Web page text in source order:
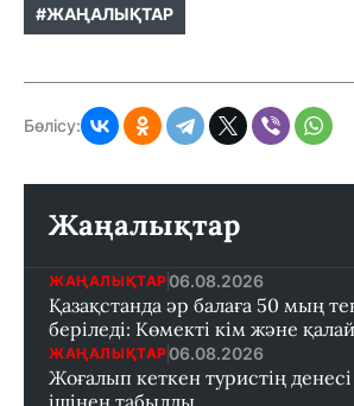
#ЖАҢАЛЫҚТАР
Бөлісу:
Жаңалықтар
ЖАҢАЛЫҚТАР 06.08.2026
Қазақстанда әр балаға 50 мың
беріледі: Көмекті кім және
ЖАҢАЛЫҚТАР 06.08.2026
Жоғалып кеткен туристің